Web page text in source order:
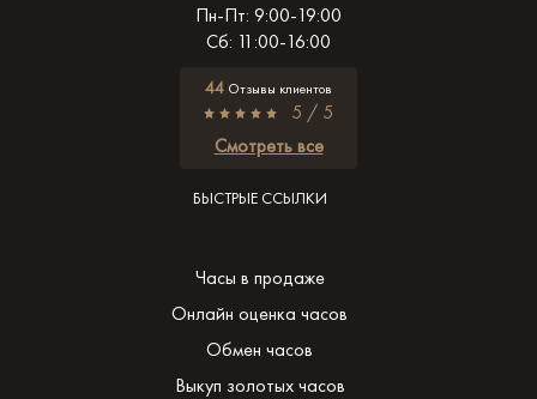
Пн-Пт: 9:00-19:00
Сб: 11:00-16:00
44 Отзывы клиентов
5 / 5
Смотреть все
БЫСТРЫЕ ССЫЛКИ
Часы в продаже
Онлайн оценка часов
Обмен часов
Выкуп золотых часов